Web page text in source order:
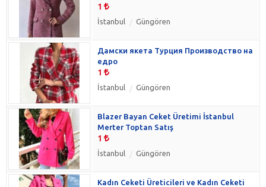
1
İstanbul Güngören
Дамски якета Турция Производство на
едро
1
İstanbul Güngören
Blazer Bayan Ceket Üretimi İstanbul
Merter Toptan Satış
1
İstanbul Güngören
Kadın Ceketi Üreticileri ve Kadın Ceketi